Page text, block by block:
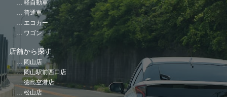
軽自動車
普通車
エコカー
ワゴン
店舗から探す
岡山店
岡山駅前西口店
徳島空港店
松山店